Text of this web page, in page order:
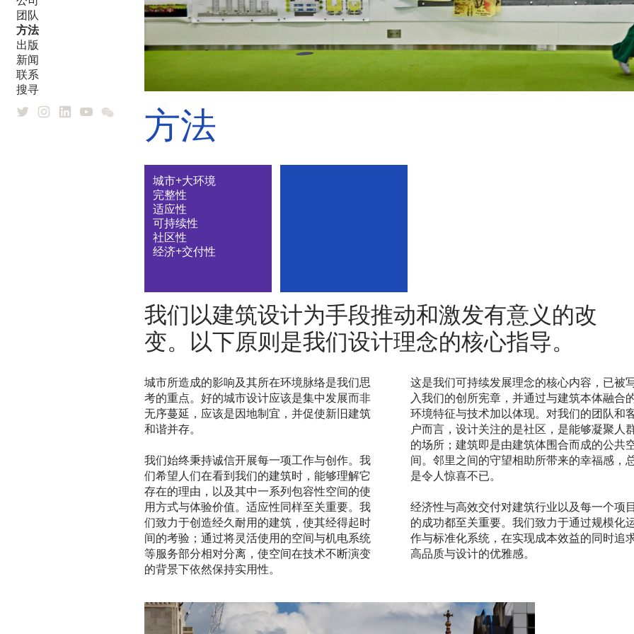
团队
方法
出版
新闻
联系
搜寻
方法
城市+大环境
完整性
适应性
可持续性
社区性
经济+交付性
我们以建筑设计为手段推动和激发有意义的改
变。以下原则是我们设计理念的核心指导。
城市所造成的影响及其所在环境脉络是我们思
考的重点。好的城市设计应该是集中发展而非
无序蔓延，应该是因地制宜，并促使新旧建筑
和谐并存。
我们始终秉持诚信开展每一项工作与创作。我
们希望人们在看到我们的建筑时，能够理解它
存在的理由，以及其中一系列包容性空间的使
用方式与体验价值。适应性同样至关重要。我
们致力于创造经久耐用的建筑，使其经得起时
间的考验；通过将灵活使用的空间与机电系统
等服务部分相对分离，使空间在技术不断演变
的背景下依然保持实用性。
这是我们可持续发展理念的核心内容，已被
入我们的创所宪章，并通过与建筑本体融合
环境特征与技术加以体现。对我们的团队和
户而言，设计关注的是社区，是能够凝聚人
的场所；建筑即是由建筑体围合而成的公共
间。邻里之间的守望相助所带来的幸福感，
是令人惊喜不已。
经济性与高效交付对建筑行业以及每一个项目
的成功都至关重要。我们致力于通过规模化
作与标准化系统，在实现成本效益的同时追
高品质与设计的优雅感。